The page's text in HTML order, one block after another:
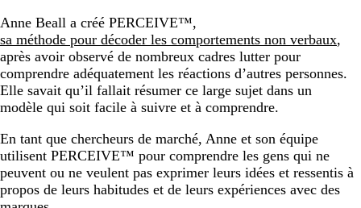
Anne Beall a créé PERCEIVE™,
sa méthode pour décoder les comportements non verbaux,
après avoir observé de nombreux cadres lutter pour
comprendre adéquatement les réactions d’autres personnes.
Elle savait qu’il fallait résumer ce large sujet dans un
modèle qui soit facile à suivre et à comprendre.
En tant que chercheurs de marché, Anne et son équipe
utilisent PERCEIVE™ pour comprendre les gens qui ne
peuvent ou ne veulent pas exprimer leurs idées et ressentis à
propos de leurs habitudes et de leurs expériences avec des